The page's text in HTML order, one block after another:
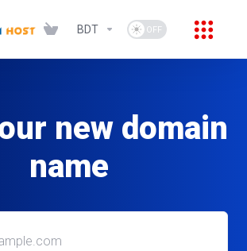
BDT
new domain
name